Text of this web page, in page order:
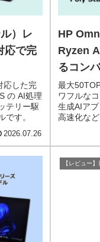
）レ
応で完
応した完
の AI処理
テリー駆
す。
2026.07.26
HP
Ryzen
るコン
最大
ワフルな
生成AIア
高速化な
【レビュー